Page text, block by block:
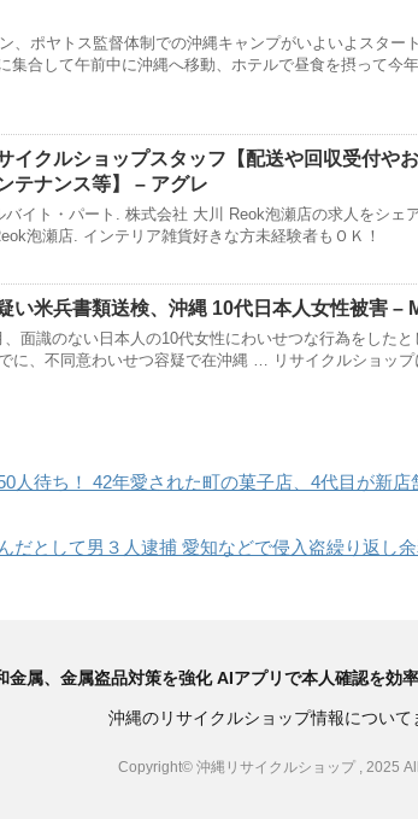
、ポヤトス監督体制での沖縄キャンプがいよいよスター
集合して午前中に沖縄へ移動、ホテルで昼食を摂って今
イクルショップスタッフ【配送や回収受付や
テナンス等】 – アグレ
バイト・パート. 株式会社 大川 Reok泡瀬店の求人をシェ
泡瀬店. インテリア雑貨好きな方未経験者もＯＫ！
い米兵書類送検、 沖縄 10代日本人女性被害 –
、面識のない日本人の10代女性にわいせつな行為をしたと
に、不同意わいせつ容疑で在沖縄 … リサイクルショッ
人待ち！ 42年愛された町の菓子店、4代目が新店
だとして男３人逮捕 愛知などで侵入盗繰り返し
金属、金属盗品対策を強化 AIアプリで本人確認を効
沖縄のリサイクルショップ情報について
Copyright© 沖縄リサイクルショップ , 2025